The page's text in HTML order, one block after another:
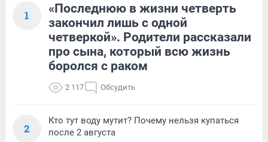
1
«Последнюю в жизни четверть
закончил лишь с одной
четверкой». Родители рассказали
про сына, который всю жизнь
боролся с раком
2 117 Обсудить
2
Кто тут воду мутит? Почему нельзя купаться
после 2 августа